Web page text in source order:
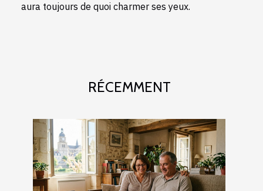
aura toujours de quoi charmer ses yeux.
RÉCEMMENT